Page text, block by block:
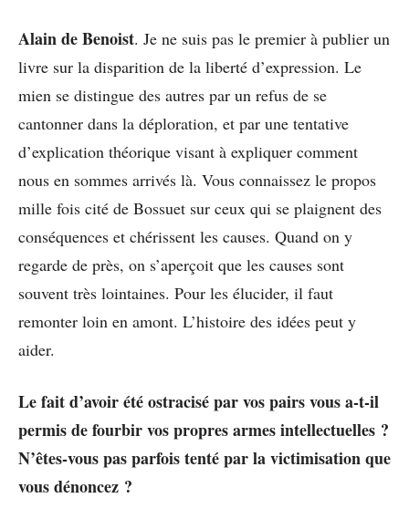
Alain de Benoist. Je ne suis pas le premier à publier un
livre sur la disparition de la liberté d’expression. Le
mien se distingue des autres par un refus de se
cantonner dans la déploration, et par une tentative
d’explication théorique visant à expliquer comment
nous en sommes arrivés là. Vous connaissez le propos
mille fois cité de Bossuet sur ceux qui se plaignent des
conséquences et chérissent les causes. Quand on y
regarde de près, on s’aperçoit que les causes sont
souvent très lointaines. Pour les élucider, il faut
remonter loin en amont. L’histoire des idées peut y
aider.
Le fait d’avoir été ostracisé par vos pairs vous a-t-il
permis de fourbir vos propres armes intellectuelles ?
N’êtes-vous pas parfois tenté par la victimisation que
vous dénoncez ?